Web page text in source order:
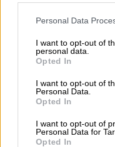
Personal Data
I want to opt-out of
personal data.
Opted In
I want to opt-out of
Personal Data.
Opted In
I want to opt-out of
Personal Data for
Opted In
różnorodne pod
podobnie jest
które posiadają
różnią się
dają.
Potężny
przeznaczony
prezentując